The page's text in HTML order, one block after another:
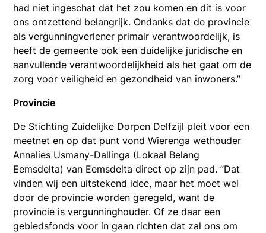
had niet ingeschat dat het zou komen en dit is voor
ons ontzettend belangrijk. Ondanks dat de provincie
als vergunningverlener primair verantwoordelijk, is
heeft de gemeente ook een duidelijke juridische en
aanvullende verantwoordelijkheid als het gaat om de
zorg voor veiligheid en gezondheid van inwoners.’’
Provincie
De Stichting Zuidelijke Dorpen Delfzijl pleit voor een
meetnet en op dat punt vond Wierenga wethouder
Annalies Usmany-Dallinga (Lokaal Belang
Eemsdelta) van Eemsdelta direct op zijn pad. ’’Dat
vinden wij een uitstekend idee, maar het moet wel
door de provincie worden geregeld, want de
provincie is vergunninghouder. Of ze daar een
gebiedsfonds voor in gaan richten dat zal ons om